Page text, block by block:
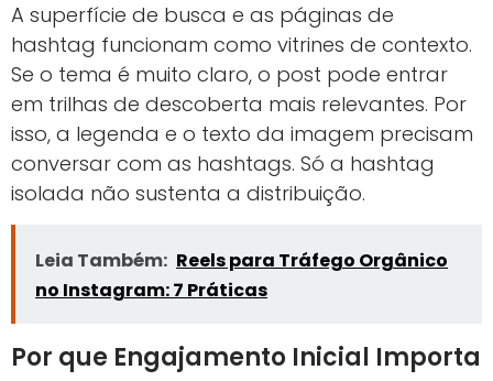
A superfície de busca e as páginas de
hashtag funcionam como vitrines de contexto.
Se o tema é muito claro, o post pode entrar
em trilhas de descoberta mais relevantes. Por
isso, a legenda e o texto da imagem precisam
conversar com as hashtags. Só a hashtag
isolada não sustenta a distribuição.
Leia Também: Reels para Tráfego Orgânico
no Instagram: 7 Práticas
Por que Engajamento Inicial Importa